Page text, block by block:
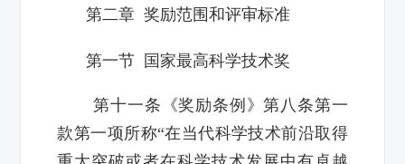
第二章 奖励范围和评审标准
第一节 国家最高科学技术奖
第十一条《奖励条例》第八条第一
款第一项所称“在当代科学技术前沿取得